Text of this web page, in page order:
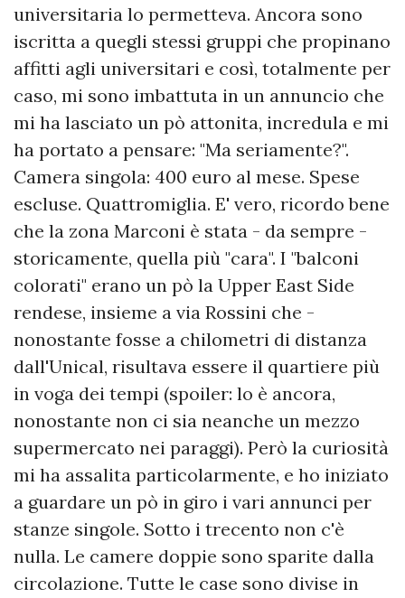
universitaria lo permetteva. Ancora sono
iscritta a quegli stessi gruppi che propinano
affitti agli universitari e così, totalmente per
caso, mi sono imbattuta in un annuncio che
mi ha lasciato un pò attonita, incredula e mi
ha portato a pensare: "Ma seriamente?".
Camera singola: 400 euro al mese. Spese
escluse. Quattromiglia. E' vero, ricordo bene
che la zona Marconi è stata - da sempre -
storicamente, quella più "cara". I "balconi
colorati" erano un pò la Upper East Side
rendese, insieme a via Rossini che -
nonostante fosse a chilometri di distanza
dall'Unical, risultava essere il quartiere più
in voga dei tempi (spoiler: lo è ancora,
nonostante non ci sia neanche un mezzo
supermercato nei paraggi). Però la curiosità
mi ha assalita particolarmente, e ho iniziato
a guardare un pò in giro i vari annunci per
stanze singole. Sotto i trecento non c'è
nulla. Le camere doppie sono sparite dalla
circolazione. Tutte le case sono divise in